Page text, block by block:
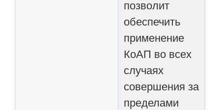
позволит
обеспечить
применение
КоАП во всех
случаях
совершения за
пределами